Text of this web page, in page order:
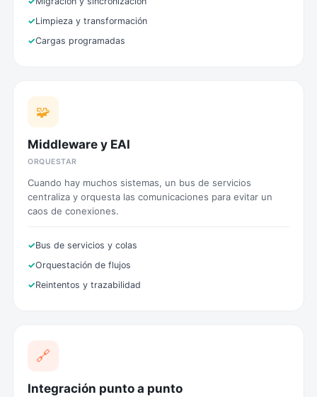
Limpieza y transformación
Cargas programadas
🧩
Middleware y EAI
ORQUESTAR
Cuando hay muchos sistemas, un bus de servicios
centraliza y orquesta las comunicaciones para evitar un
caos de conexiones.
Bus de servicios y colas
Orquestación de flujos
Reintentos y trazabilidad
🔗
Integración punto a punto